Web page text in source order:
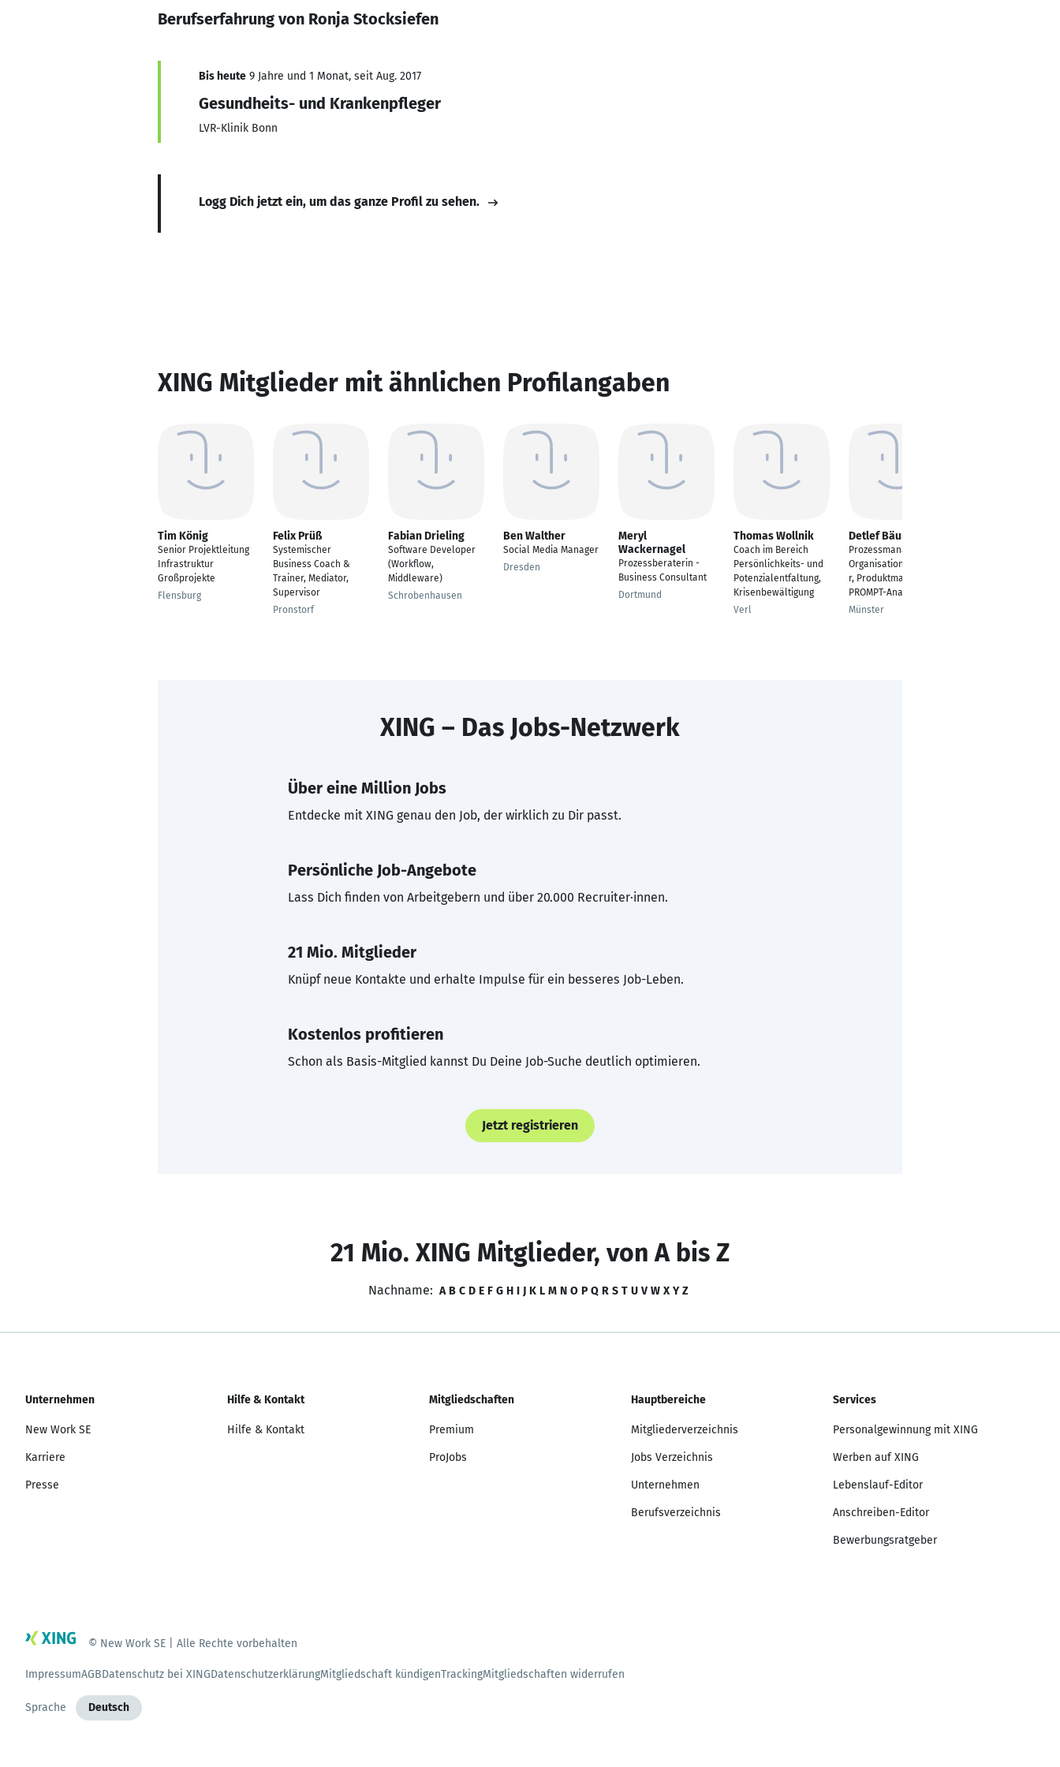
Berufserfahrung von Ronja Stocksiefen
Bis heute 9 Jahre und 1 Monat, seit Aug. 2017
Gesundheits- und Krankenpfleger
LVR-Klinik Bonn
Logg Dich jetzt ein, um das ganze Profil zu sehen.
XING Mitglieder mit ähnlichen Profilangaben
Tim König
Senior Projektleitung
Infrastruktur
Großprojekte
Flensburg
Felix Prüß
Systemischer
Business Coach &
Trainer, Mediator,
Supervisor
Pronstorf
Fabian Drieling
Software Developer
(Workflow,
Middleware)
Schrobenhausen
Ben Walther
Social Media Manager
Dresden
Meryl
Wackernagel
Prozessberaterin -
Business Consultant
Dortmund
Thomas Wollnik
Coach im Bereich
Persönlichkeits- und
Potenzialentfaltung,
Krisenbewältigung
Verl
Detlef Bäumer
Prozessmanager,
Organisationsgestalte
r, Produktmanager
PROMPT-Analyse
Münster
XING – Das Jobs-Netzwerk
Über eine Million Jobs
Entdecke mit XING genau den Job, der wirklich zu Dir passt.
Persönliche Job-Angebote
Lass Dich finden von Arbeitgebern und über 20.000 Recruiter·innen.
21 Mio. Mitglieder
Knüpf neue Kontakte und erhalte Impulse für ein besseres Job-Leben.
Kostenlos profitieren
Schon als Basis-Mitglied kannst Du Deine Job-Suche deutlich optimieren.
Jetzt registrieren
21 Mio. XING Mitglieder, von A bis Z
Nachname: A B C D E F G H I J K L M N O P Q R S T U V W X Y Z
Unternehmen
New Work SE
Karriere
Presse
Hilfe & Kontakt
Hilfe & Kontakt
Mitgliedschaften
Premium
ProJobs
Hauptbereiche
Mitgliederverzeichnis
Jobs Verzeichnis
Unternehmen
Berufsverzeichnis
Services
Personalgewinnung mit XING
Werben auf XING
Lebenslauf-Editor
Anschreiben-Editor
Bewerbungsratgeber
© New Work SE | Alle Rechte vorbehalten
ImpressumAGBDatenschutz bei XINGDatenschutzerklärungMitgliedschaft kündigenTrackingMitgliedschaften widerrufen
Sprache Deutsch